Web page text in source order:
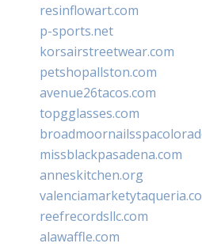
resinflowart.com
p-sports.net
korsairstreetwear.com
petshopallston.com
avenue26tacos.com
topgglasses.com
missblackpasadena.com
anneskitchen.org
reefrecordsllc.com
alawaffle.com